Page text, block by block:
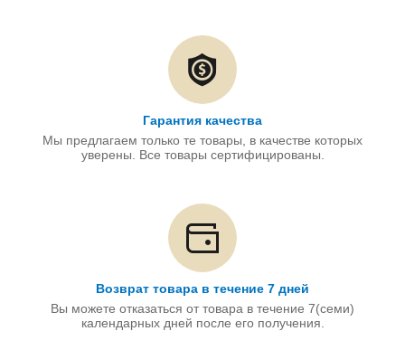
Гарантия качества
Мы предлагаем только те товары, в качестве которых
уверены. Все товары сертифицированы.
Возврат товара в течение 7 дней
Вы можете отказаться от товара в течение 7(семи)
календарных дней после его получения.